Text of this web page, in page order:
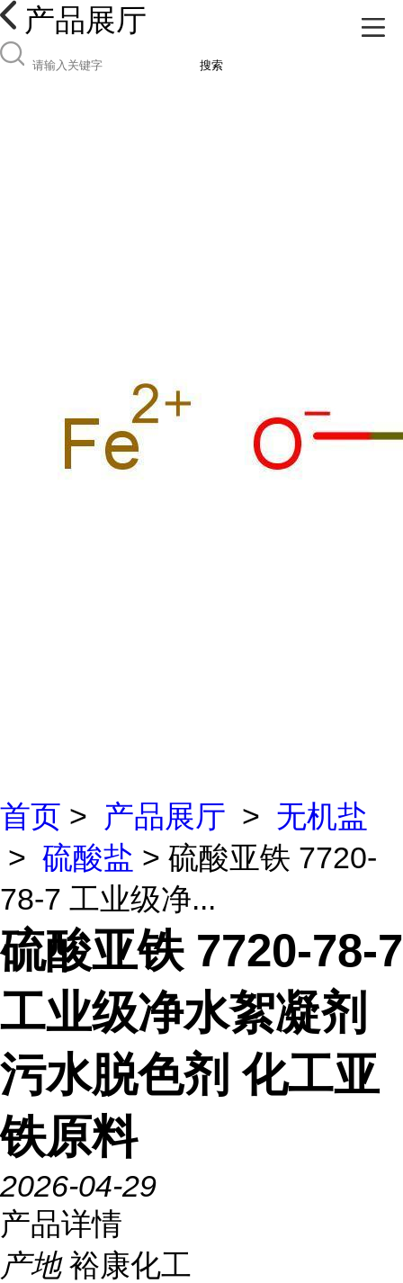
产品展厅
搜索
首页 > 产品展厅 > 无机盐
> 硫酸盐 > 硫酸亚铁 7720-
78-7 工业级净...
硫酸亚铁 7720-78-7
工业级净水絮凝剂
污水脱色剂 化工亚
铁原料
2026-04-29
产品详情
产地 裕康化工